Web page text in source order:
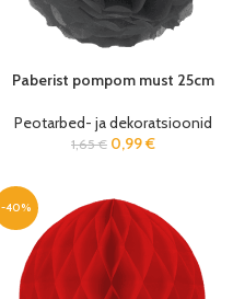
Paberist pompom must 25cm
Peotarbed- ja dekoratsioonid
1,65€ 0,99€
-40%